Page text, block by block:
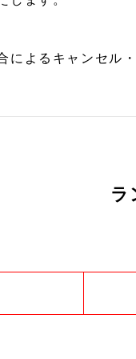
によるキャンセル
ラ